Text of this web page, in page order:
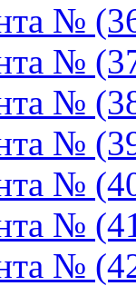
№
№
№
№
№
№
№